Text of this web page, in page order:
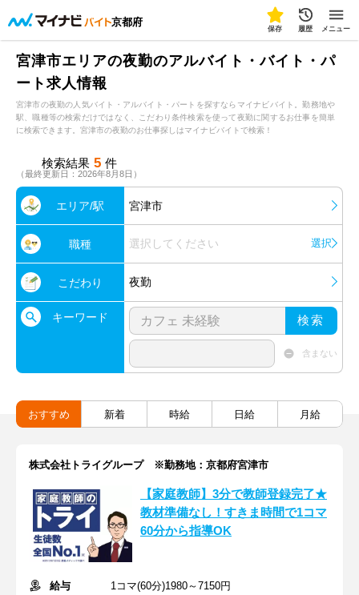
京都府
保存 履歴 メニュー
宮津市エリアの夜勤のアルバイト・バイト・パ
ート求人情報
宮津市の夜勤の人気バイト・アルバイト・パートを探すならマイナビバイト。勤務地や
駅、職種等の検索だけではなく、こだわり条件検索を使って夜勤に関するお仕事を簡単
に検索できます。宮津市の夜勤のお仕事探しはマイナビバイトで検索！
検索結果 5 件
（最終更新日：2026年8月8日）
エリア/駅 宮津市
職種 選択してください 選択
こだわり 夜勤
キーワード 検索
含まない
おすすめ 新着 時給 日給 月給
株式会社トライグループ ※勤務地：京都府宮津市
【家庭教師】3分で教師登録完了★
教材準備なし！すきま時間で1コマ
60分から指導OK
給与
1コマ(60分)1980～7150円